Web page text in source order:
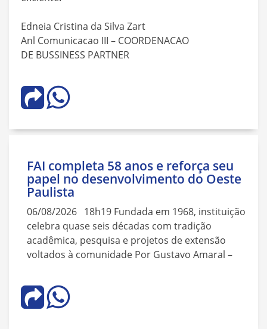
Edneia Cristina da Silva Zart
Anl Comunicacao III – COORDENACAO
DE BUSSINESS PARTNER
FAI completa 58 anos e reforça seu
papel no desenvolvimento do Oeste
Paulista
06/08/2026 18h19 Fundada em 1968, instituição
celebra quase seis décadas com tradição
acadêmica, pesquisa e projetos de extensão
voltados à comunidade Por Gustavo Amaral –